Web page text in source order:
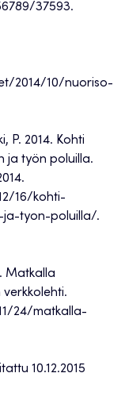
37593.
2014/10/nuoriso-
P. 2014. Kohti
ja työn poluilla.
16/kohti-
ja-tyon-poluilla/.
Matkalla
verkkolehti.
24/matkalla-
10.12.2015